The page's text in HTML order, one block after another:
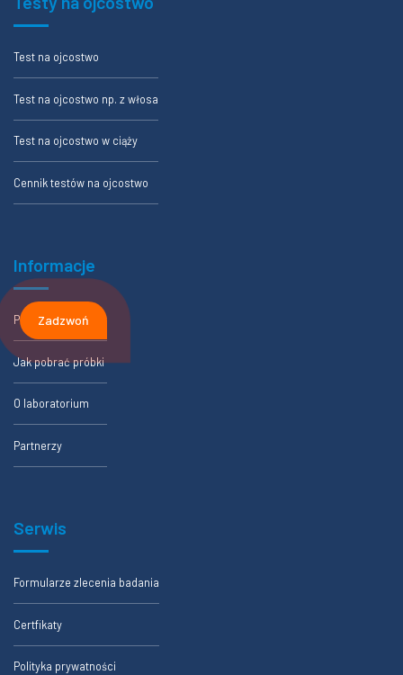
Test na ojcostwo
Test na ojcostwo np. z włosa
Test na ojcostwo w ciąży
Cennik testów na ojcostwo
Informacje
Przykładowy wynik
Jak pobrać próbki
O laboratorium
Partnerzy
Serwis
Formularze zlecenia badania
Certfikaty
Polityka prywatności
Zadzwoń